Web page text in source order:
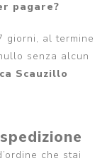
pagare?
giorni, al termine
senza alcun
Scauzillo
che stai